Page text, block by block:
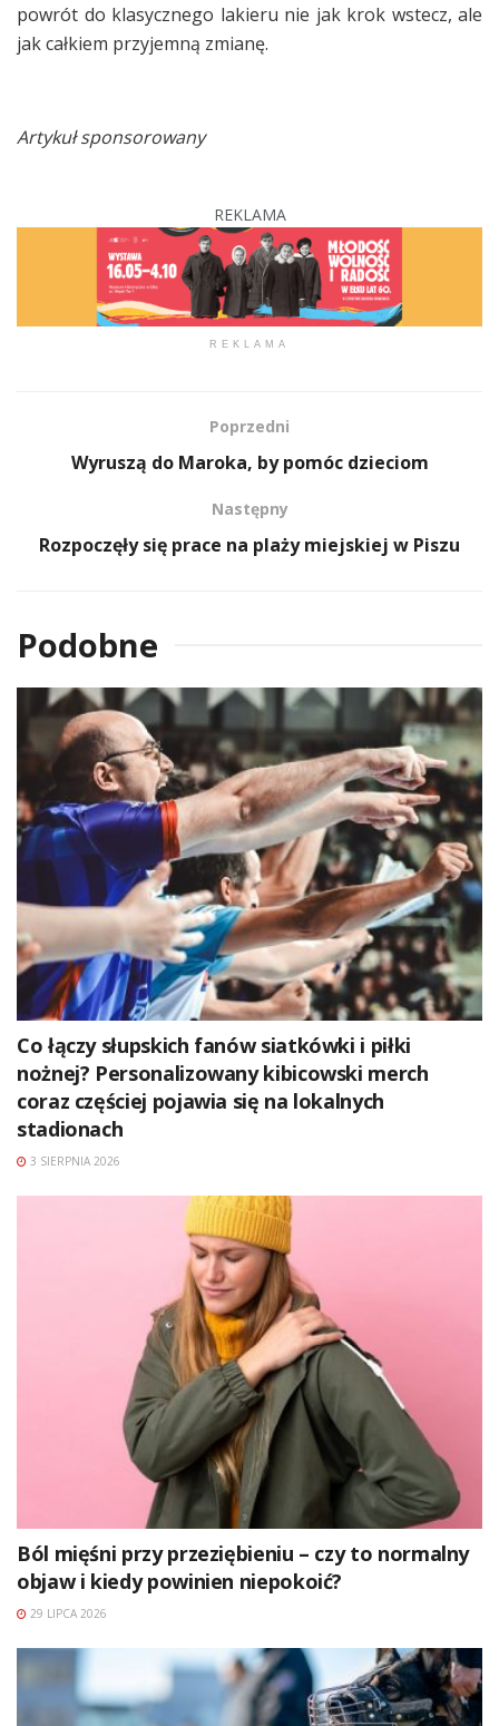
powrót do klasycznego lakieru nie jak krok wstecz, ale
jak całkiem przyjemną zmianę.
Artykuł sponsorowany
REKLAMA
REKLAMA
Poprzedni
Wyruszą do Maroka, by pomóc dzieciom
Następny
Rozpoczęły się prace na plaży miejskiej w Piszu
Podobne
Co łączy słupskich fanów siatkówki i piłki
nożnej? Personalizowany kibicowski merch
coraz częściej pojawia się na lokalnych
stadionach
3 SIERPNIA 2026
Ból mięśni przy przeziębieniu – czy to normalny
objaw i kiedy powinien niepokoić?
29 LIPCA 2026